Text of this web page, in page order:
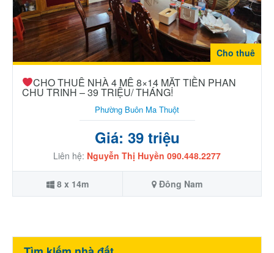
Cho thuê
CHO THUÊ NHÀ 4 MÊ 8×14 MẶT TIỀN PHAN
CHU TRINH – 39 TRIỆU/ THÁNG!
Phường Buôn Ma Thuột
Giá: 39 triệu
Liên hệ: Nguyễn Thị Huyền 090.448.2277
8 x 14m Đông Nam